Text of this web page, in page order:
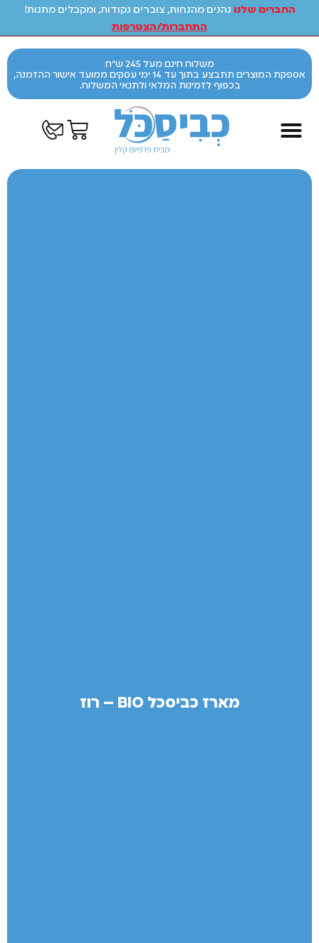
החברים שלנו נהנים מהנחות, צוברים נקודות, ומקבלים מתנות!
התחברות/הצטרפות
משלוח חינם מעל 245 ש"ח
אספקת המוצרים תתבצע בתוך עד 14 ימי עסקים ממועד אישור ההזמנה,
בכפוף לזמינות המלאי ולתנאי המשלוח.
מארז כביסכל BIO – רוז